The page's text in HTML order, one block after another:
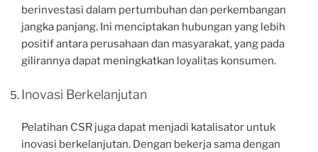
berinvestasi dalam pertumbuhan dan perkembangan
jangka panjang. Ini menciptakan hubungan yang lebih
positif antara perusahaan dan masyarakat, yang pada
gilirannya dapat meningkatkan loyalitas konsumen.
Inovasi Berkelanjutan
Pelatihan CSR juga dapat menjadi katalisator untuk
inovasi berkelanjutan. Dengan bekerja sama dengan